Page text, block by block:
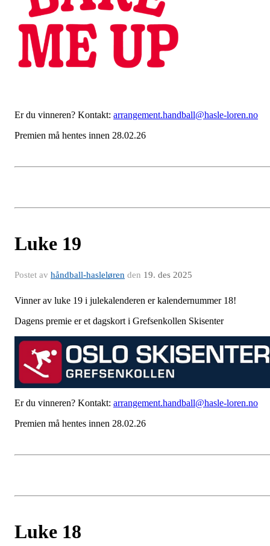
Er du vinneren? Kontakt: arrangement.handball@hasle-loren.no
Premien må hentes innen 28.02.26
Luke 19
Postet av håndball-hasleløren den 19. des 2025
Vinner av luke 19 i julekalenderen er kalendernummer 18!
Dagens premie er et dagskort i Grefsenkollen Skisenter
Er du vinneren? Kontakt: arrangement.handball@hasle-loren.no
Premien må hentes innen 28.02.26
Luke 18